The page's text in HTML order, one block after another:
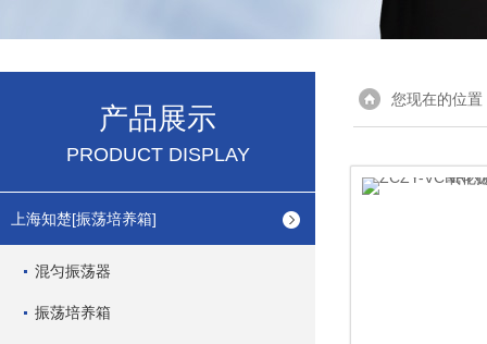
产品展示
PRODUCT DISPLAY
上海知楚[振荡培养箱]
混匀振荡器
振荡培养箱
您现在的位置